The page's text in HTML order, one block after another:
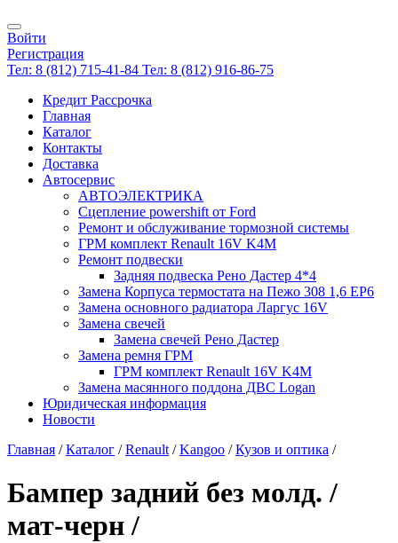
Войти
Регистрация
Тел: 8 (812) 715-41-84 Тел: 8 (812) 916-86-75
Кредит Рассрочка
Главная
Каталог
Контакты
Доставка
Автосервис
АВТОЭЛЕКТРИКА
Сцепление powershift от Ford
Ремонт и обслуживание тормозной системы
ГРМ комплект Renault 16V K4M
Ремонт подвески
Задняя подвеска Рено Дастер 4*4
Замена Корпуса термостата на Пежо 308 1,6 EP6
Замена основного радиатора Ларгус 16V
Замена свечей
Замена свечей Рено Дастер
Замена ремня ГРМ
ГРМ комплект Renault 16V K4M
Замена масянного поддона ДВС Logan
Юридическая информация
Новости
Главная / Каталог / Renault / Kangoo / Кузов и оптика /
Бампер задний без молд. /
мат-черн /